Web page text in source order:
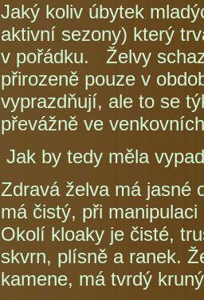
Jaký koliv úbytek
aktivní sezony) který
v pořádku. Želvy
přirozeně pouze v
vyprazdňují, ale to se
převážně ve
Jak by tedy měla
Zdravá želva má jasné
má čistý, při
Okolí kloaky je čisté,
skvrn, plísně a ranek.
kamene, má tvrdý